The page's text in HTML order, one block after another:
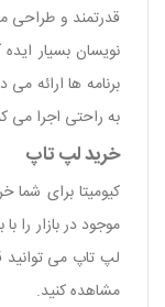
قدرتمند و طراحی
نویسان بسیار
برنامه ها ارائه
به راحتی اجرا می
خرید لپ تاپ
کیومیتا برای
موجود در بازار را
لپ تاپ می
مشاهده کنید.